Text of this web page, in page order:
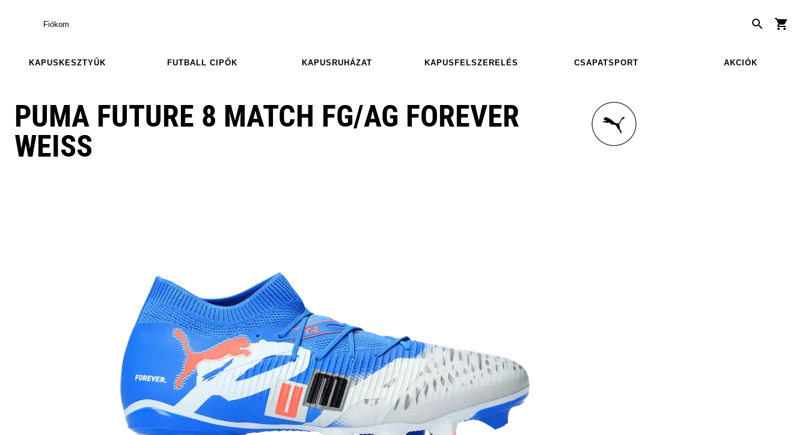
Fiókom
KAPUSKESZTYŰK FUTBALL CIPŐK KAPUSRUHÁZAT KAPUSFELSZERELÉS CSAPATSPORT AKCIÓK
PUMA FUTURE 8 MATCH FG/AG FOREVER
WEISS